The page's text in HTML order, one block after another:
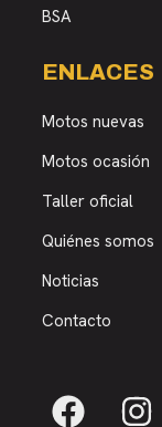
BSA
ENLACES
Motos nuevas
Motos ocasión
Taller oficial
Quiénes somos
Noticias
Contacto